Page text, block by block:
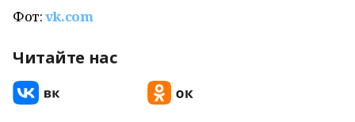
Фот:vk.com
Читайте нас